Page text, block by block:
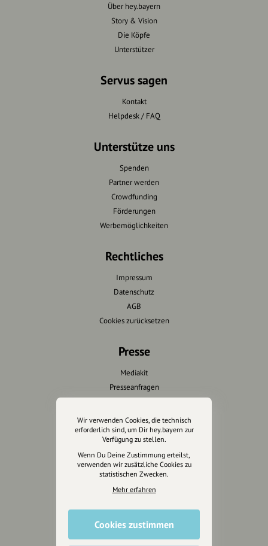
Über hey.bayern
Story & Vision
Die Köpfe
Unterstützer
Servus sagen
Kontakt
Helpdesk / FAQ
Unterstütze uns
Spenden
Partner werden
Crowdfunding
Förderungen
Werbemöglichkeiten
Rechtliches
Impressum
Datenschutz
AGB
Cookies zurücksetzen
Presse
Mediakit
Presseanfragen
Wir unterstützen Euch
Fotografie & mehr
Marketing
Anakin Design
Wir verwenden Cookies, die technisch
erforderlich sind, um Dir hey.bayern zur
Verfügung zu stellen.
Wenn Du Deine Zustimmung erteilst,
verwenden wir zusätzliche Cookies zu
statistischen Zwecken.
Mehr erfahren
Cookies zustimmen